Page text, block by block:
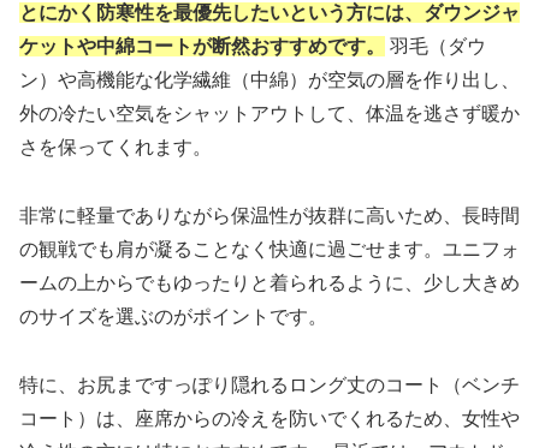
とにかく防寒性を最優先したいという方には、ダウンジャ
ケットや中綿コートが断然おすすめです。
羽毛（ダウ
ン）や高機能な化学繊維（中綿）が空気の層を作り出し、
外の冷たい空気をシャットアウトして、体温を逃さず暖か
さを保ってくれます。
非常に軽量でありながら保温性が抜群に高いため、長時間
の観戦でも肩が凝ることなく快適に過ごせます。ユニフォ
ームの上からでもゆったりと着られるように、少し大きめ
のサイズを選ぶのがポイントです。
特に、お尻まですっぽり隠れるロング丈のコート（ベンチ
コート）は、座席からの冷えを防いでくれるため、女性や